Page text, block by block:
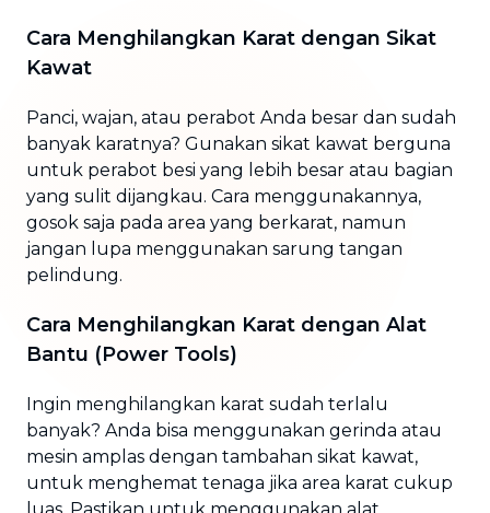
Cara Menghilangkan Karat dengan Sikat
Kawat
Panci, wajan, atau perabot Anda besar dan sudah
banyak karatnya? Gunakan sikat kawat berguna
untuk perabot besi yang lebih besar atau bagian
yang sulit dijangkau. Cara menggunakannya,
gosok saja pada area yang berkarat, namun
jangan lupa menggunakan sarung tangan
pelindung.
Cara Menghilangkan Karat dengan Alat
Bantu (Power Tools)
Ingin menghilangkan karat sudah terlalu
banyak? Anda bisa menggunakan gerinda atau
mesin amplas dengan tambahan sikat kawat,
untuk menghemat tenaga jika area karat cukup
luas. Pastikan untuk menggunakan alat